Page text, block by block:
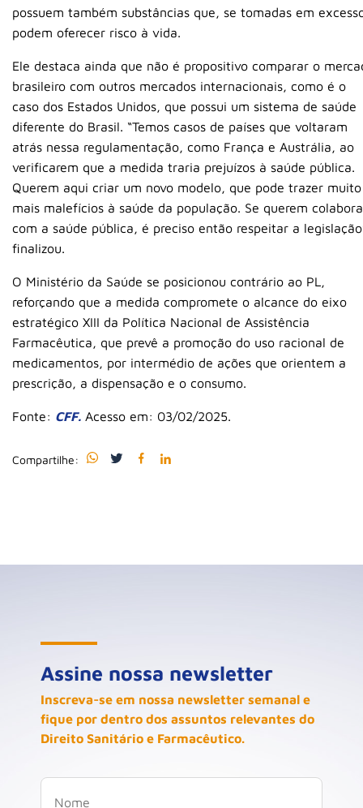
possuem também substâncias que, se tomadas em
podem oferecer risco à vida.
Ele destaca ainda que não é propositivo comparar o
brasileiro com outros mercados internacionais, como é o
caso dos Estados Unidos, que possui um sistema de saúde
diferente do Brasil. “Temos casos de países que voltaram
atrás nessa regulamentação, como França e Austrália, ao
verificarem que a medida traria prejuízos à saúde pública.
Querem aqui criar um novo modelo, que pode trazer muito
mais malefícios à saúde da população. Se querem
com a saúde pública, é preciso então respeitar a
finalizou.
O Ministério da Saúde se posicionou contrário ao PL,
reforçando que a medida compromete o alcance do eixo
estratégico XIII da Política Nacional de Assistência
Farmacêutica, que prevê a promoção do uso racional de
medicamentos, por intermédio de ações que orientem a
prescrição, a dispensação e o consumo.
Fonte: CFF. Acesso em: 03/02/2025.
Compartilhe:
Assine nossa newsletter
Inscreva-se em nossa newsletter semanal e
fique por dentro dos assuntos relevantes do
Direito Sanitário e Farmacêutico.